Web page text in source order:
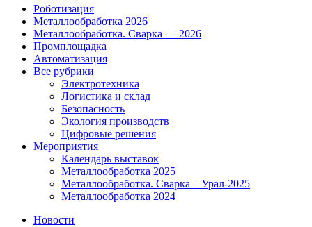
Роботизация
Металлообработка 2026
Металлообработка. Сварка — 2026
Промплощадка
Автоматизация
Все рубрики
Электротехника
Логистика и склад
Безопасность
Экология производств
Цифровые решения
Мероприятия
Календарь выставок
Металлообработка 2025
Металлообработка. Сварка – Урал-2025
Металлообработка 2024
Новости